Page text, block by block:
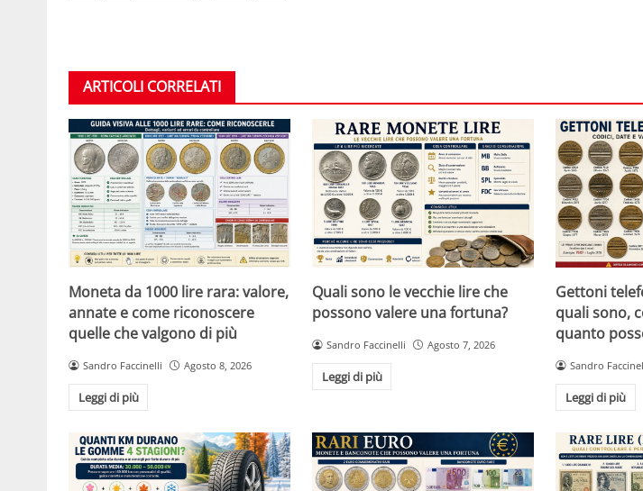
ARTICOLI CORRELATI
Moneta da 1000 lire rara: valore,
annate e come riconoscere
quelle che valgono di più
Sandro Faccinelli Agosto 8, 2026
Leggi di più
Quali sono le vecchie lire che
possono valere una fortuna?
Sandro Faccinelli Agosto 7, 2026
Leggi di più
Gettoni
quali sono,
quanto
Sandro
Leggi di più